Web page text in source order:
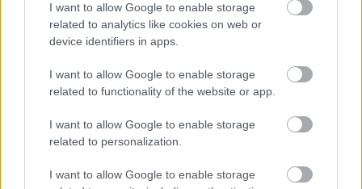
I want to allow Google to enable storage
related to analytics like cookies on web or
device identifiers in apps.
I want to allow Google to enable storage
related to functionality of the website or app.
I want to allow Google to enable storage
related to personalization.
I want to allow Google to enable storage
Η ανθρώπινη πλευρά της ρομποτικής χειρουργικής-
Παρακολουθώντας το στρες των χειρουργών στο
χειρουργείο
Ακολουθήστε το iatronet.gr